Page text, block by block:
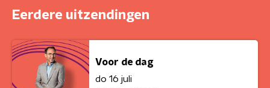
Eerdere uitzendingen
Voor de dag
do 16 juli